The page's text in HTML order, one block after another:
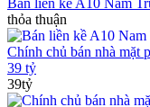
Bán liền kề A10 Nam
thỏa thuận
Chính chủ bán nhà mặt
39 tỷ
39tỷ